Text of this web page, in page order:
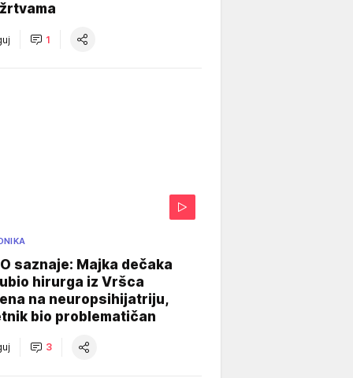
1
saznaje: Majka dečaka
hirurga iz Vršca
na neuropsihijatriju,
bio problematičan
3